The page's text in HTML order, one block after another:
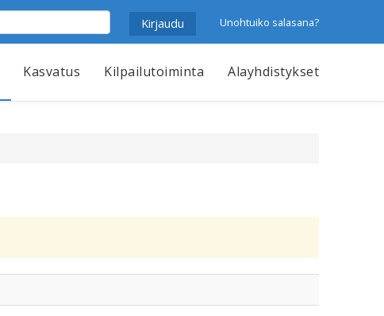
Unohtuiko salasana?
Kasvatus Kilpailutoiminta Alayhdistykset